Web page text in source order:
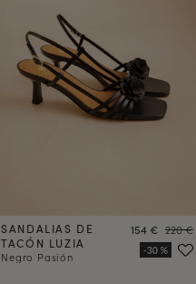
SANDALIAS DE
TACÓN LUZIA
Negro Pasión
Precio
154 € Precio
220 €